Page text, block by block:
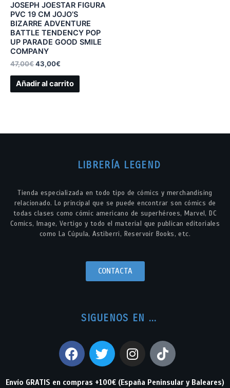
JOSEPH JOESTAR FIGURA
PVC 19 CM JOJO’S
BIZARRE ADVENTURE
BATTLE TENDENCY POP
UP PARADE GOOD SMILE
COMPANY
47,00€43,00€
Añadir al carrito
LIBRERÍA LEGEND
Tienda especializada en todo tipo de cómics y merchandising
relacionado. Lo principal que se puede encontrar son cómics de
todas clases como cómic americano de superhéroes, Marvel, DC
Comics, Image, Vertigo y todo el material que publican editoriales
como La Cúpula, Astiberri, Reservoir Books, etc.
CONTACTA
SIGUENOS EN ...
Envío GRATIS en compras +100€ (España Peninsular y Baleares)